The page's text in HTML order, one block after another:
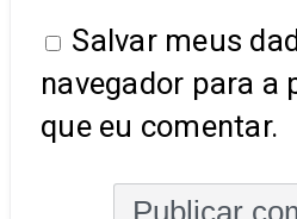
Salvar meus
navegador para a
que eu comentar.